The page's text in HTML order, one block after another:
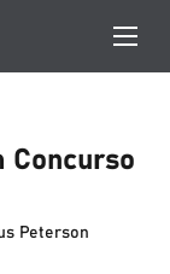
Concurso
Peterson